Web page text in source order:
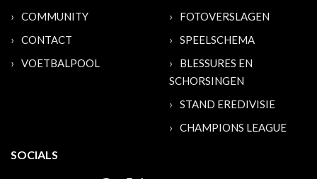
COMMUNITY
CONTACT
VOETBALPOOL
FOTOVERSLAGEN
SPEELSCHEMA
BLESSURES EN
SCHORSINGEN
STAND EREDIVISIE
CHAMPIONS LEAGUE
SOCIALS